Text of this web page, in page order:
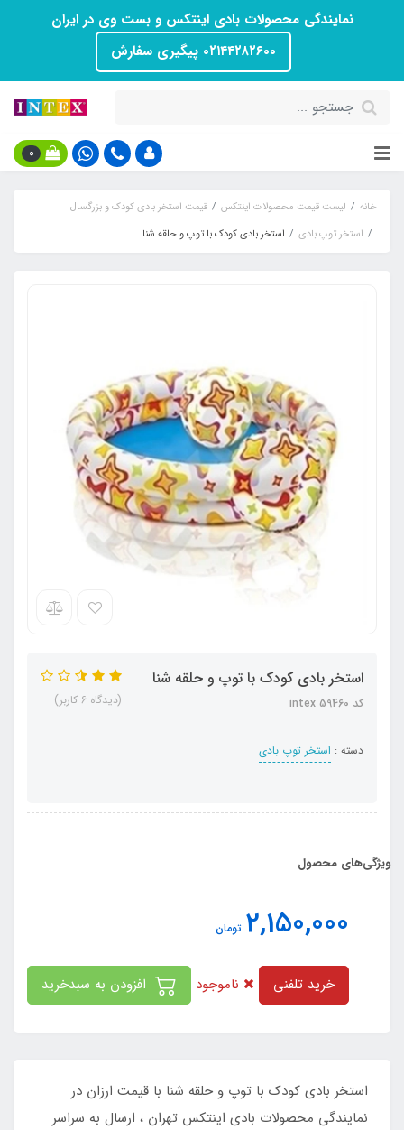
نمایندگی محصولات بادی اینتکس و بست وی در ایران
۰۲۱۴۴۲۸۲۶۰۰ پیگیری سفارش
0
خانه لیست قیمت محصولات اینتکس
قیمت استخر بادی کودک و بزرگسال
استخر توپ بادی
استخر بادی کودک با توپ و حلقه شنا
استخر بادی کودک با توپ و حلقه شنا
کد intex 59460
دسته : استخر توپ بادی
(دیدگاه 6 کاربر)
ویژگی‌های محصول
2,150,000 تومان
خرید تلفنی ناموجود
استخر بادی کودک با توپ و حلقه شنا با قیمت ارزان در
نمایندگی محصولات بادی اینتکس تهران ، ارسال به سراسر